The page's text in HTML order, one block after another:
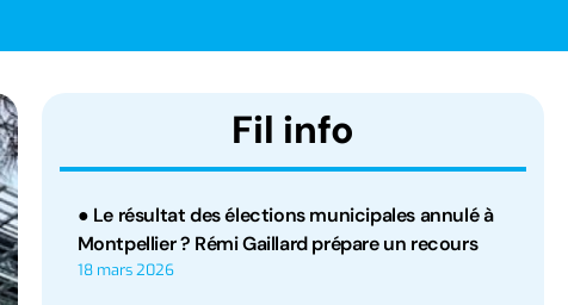
Fil info
● Le résultat des élections municipales annulé à
Montpellier ? Rémi Gaillard prépare un recours
18 mars 2026